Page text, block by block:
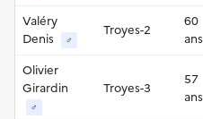
Valéry
Denis
♂
Troyes-2
60
ans
Olivier
Girardin
♂
Troyes-3
57
ans